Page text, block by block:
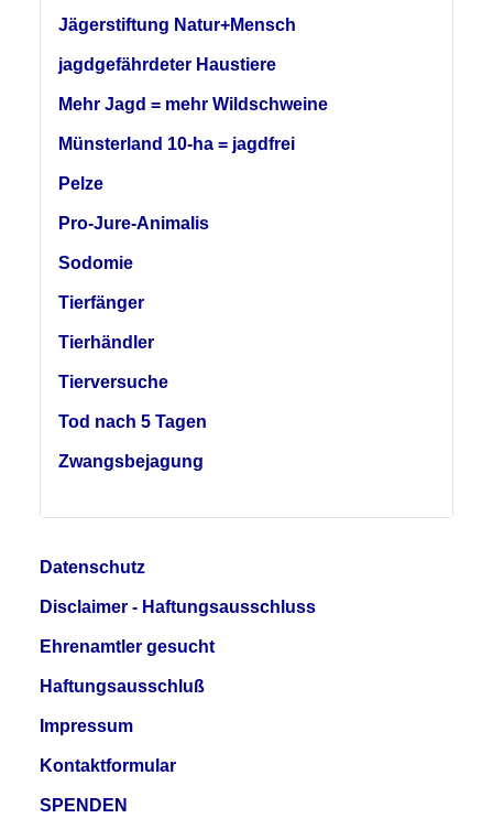
Jägerstiftung Natur+Mensch
jagdgefährdeter Haustiere
Mehr Jagd = mehr Wildschweine
Münsterland 10-ha = jagdfrei
Pelze
Pro-Jure-Animalis
Sodomie
Tierfänger
Tierhändler
Tierversuche
Tod nach 5 Tagen
Zwangsbejagung
Datenschutz
Disclaimer - Haftungsausschluss
Ehrenamtler gesucht
Haftungsausschluß
Impressum
Kontaktformular
SPENDEN